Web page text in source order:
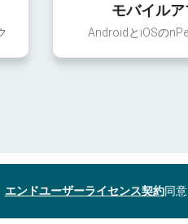
モバイル
AndroidとiOSの
エンドユーザーライセンス契約同意